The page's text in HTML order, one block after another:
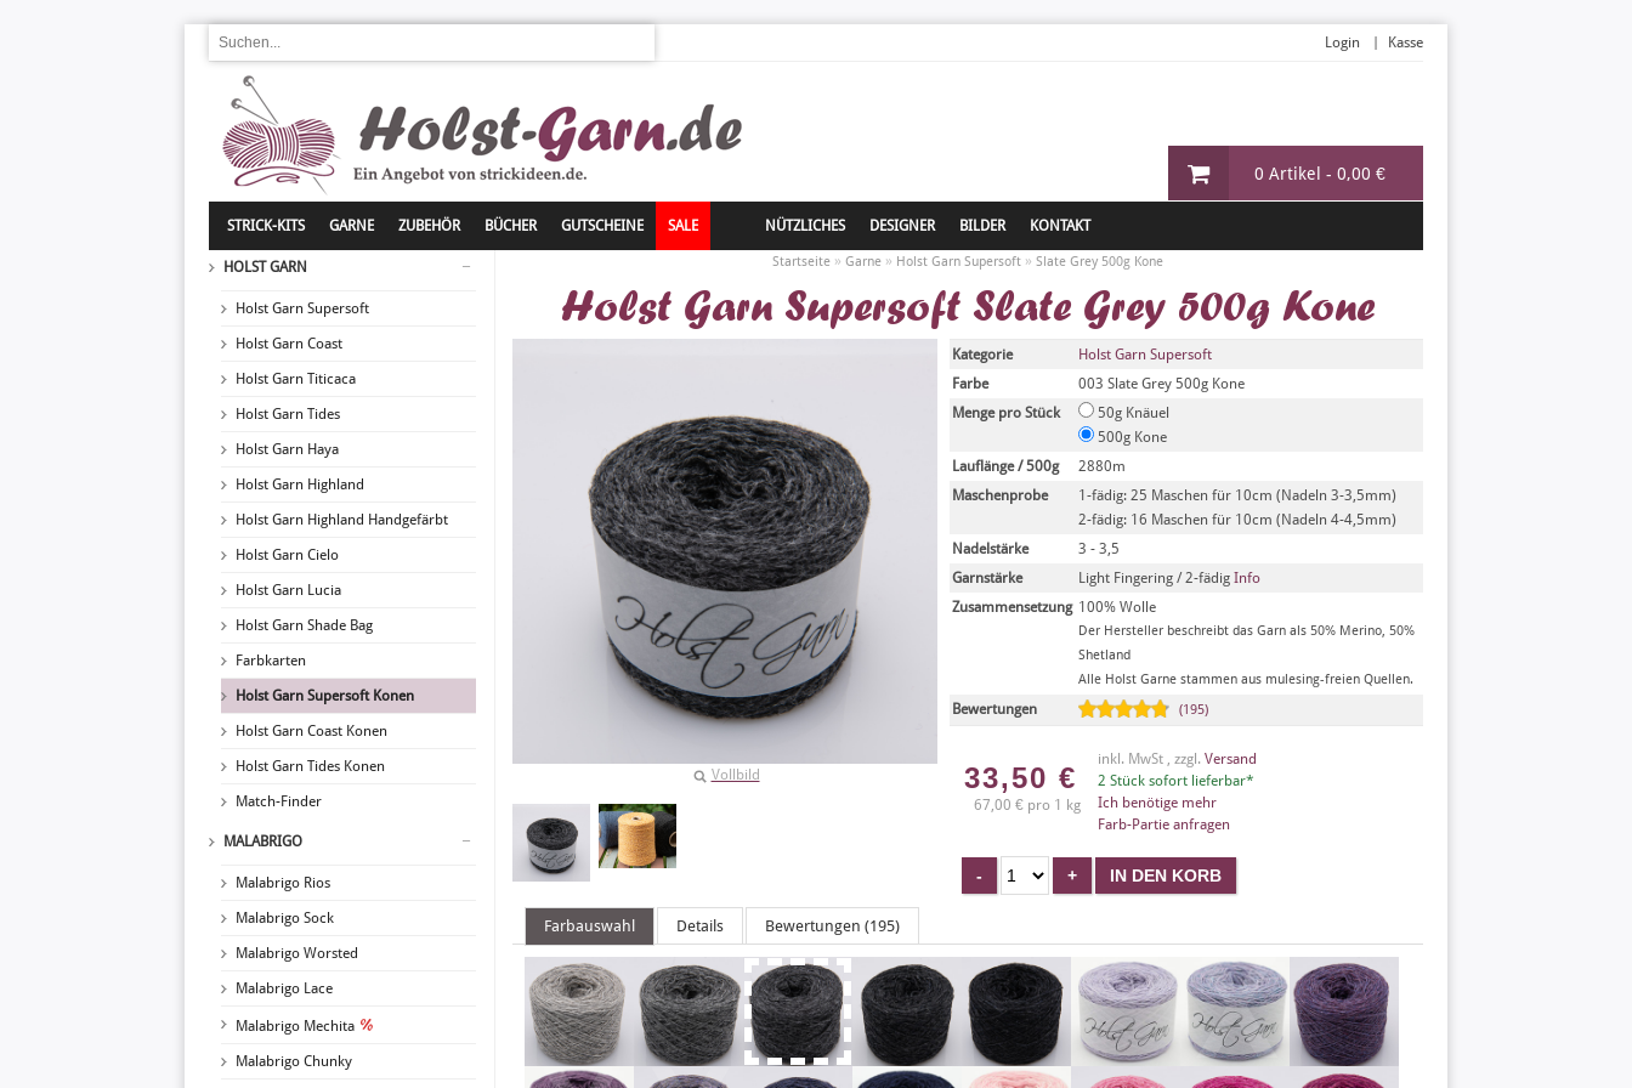
0 Artikel - 0,00 €
Login Kasse
STRICK-KITS GARNE ZUBEHÖR BÜCHER GUTSCHEINE SALE NÜTZLICHES DESIGNER BILDER KONTAKT
HOLST GARN
Holst Garn Supersoft
Holst Garn Coast
Holst Garn Titicaca
Holst Garn Tides
Holst Garn Haya
Holst Garn Highland
Holst Garn Highland Handgefärbt
Holst Garn Cielo
Holst Garn Lucia
Holst Garn Shade Bag
Farbkarten
Holst Garn Supersoft Konen
Holst Garn Coast Konen
Holst Garn Tides Konen
Match-Finder
MALABRIGO
Malabrigo Rios
Malabrigo Sock
Malabrigo Worsted
Malabrigo Lace
Malabrigo Mechita
Malabrigo Chunky
Startseite » Garne » Holst Garn Supersoft » Slate Grey 500g Kone
Holst Garn Supersoft Slate Grey 500g Kone
Vollbild
Kategorie
Holst Garn Supersoft
Farbe
003 Slate Grey 500g Kone
Menge pro Stück
50g Knäuel
500g Kone
Lauflänge / 500g
2880m
Maschenprobe
1-fädig: 25 Maschen für 10cm (Nadeln 3-3,5mm)
2-fädig: 16 Maschen für 10cm (Nadeln 4-4,5mm)
Nadelstärke
3 - 3,5
Garnstärke
Light Fingering / 2-fädig Info
Zusammensetzung 100% Wolle
Der Hersteller beschreibt das Garn als 50% Merino, 50%
Shetland
Alle Holst Garne stammen aus mulesing-freien Quellen.
Bewertungen (195)
33,50 €
67,00 € pro 1 kg
inkl. MwSt , zzgl. Versand
2 Stück sofort lieferbar*
Ich benötige mehr
Farb-Partie anfragen
Farbauswahl Details Bewertungen (195)
X